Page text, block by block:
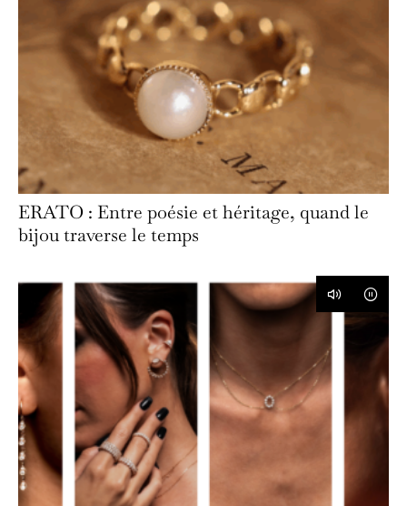
ERATO : Entre poésie et héritage, quand le
bijou traverse le temps